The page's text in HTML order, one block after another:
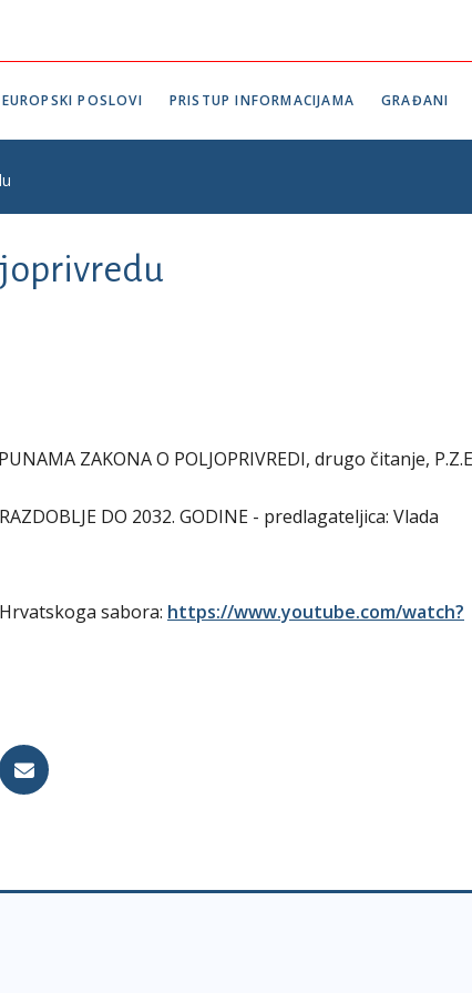
EUROPSKI POSLOVI PRISTUP INFORMACIJAMA GRAĐANI
ZAKONA O POLJOPRIVREDI, drugo čitanje,
DO 2032. GODINE - predlagateljica: Vlada
sabora: https://www.youtube.com/watch?